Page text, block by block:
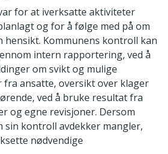
for at iverksatte aktiviteter
og for å følge med på om
hensikt. Kommunens kontroll kan
intern rapportering, ved å
om svikt og mulige
ansatte, oversikt over klager
ved å bruke resultat fra
og egne revisjoner. Dersom
sin kontroll avdekker mangler,
nødvendige